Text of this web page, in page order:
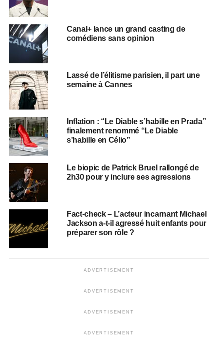
Canal+ lance un grand casting de
comédiens sans opinion
Lassé de l’élitisme parisien, il part une
semaine à Cannes
Inflation : “Le Diable s’habille en Prada”
finalement renommé “Le Diable
s’habille en Célio”
Le biopic de Patrick Bruel rallongé de
2h30 pour y inclure ses agressions
Fact-check – L’acteur incarnant Michael
Jackson a-t-il agressé huit enfants pour
préparer son rôle ?
ADVERTISEMENT
ADVERTISEMENT
ADVERTISEMENT
ADVERTISEMENT